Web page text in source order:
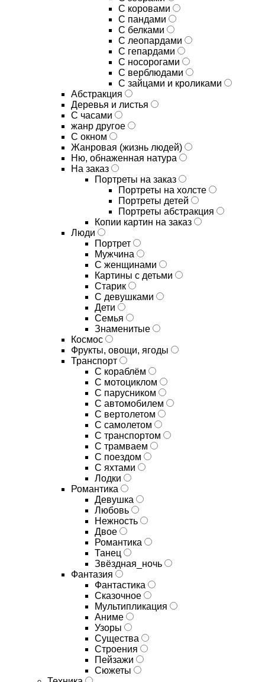
С коровами
С пандами
С белками
С леопардами
С гепардами
С носорогами
С верблюдами
С зайцами и кроликами
Абстракция
Деревья и листья
С часами
жанр другое
С окном
Жанровая (жизнь людей)
Ню, обнаженная натура
На заказ
Портреты на заказ
Портреты на холсте
Портреты детей
Портреты абстракция
Копии картин на заказ
Люди
Портрет
Мужчина
С женщинами
Картины с детьми
Старик
С девушками
Дети
Семья
Знаменитые
Космос
Фрукты, овощи, ягоды
Транспорт
С кораблём
С мотоциклом
С парусником
С автомобилем
С вертолетом
С самолетом
С транспортом
С трамваем
С поездом
С яхтами
Лодки
Романтика
Девушка
Любовь
Нежность
Двое
Романтика
Танец
Звёздная_ночь
Фантазия
Фантастика
Сказочное
Мультипликация
Аниме
Узоры
Существа
Строения
Пейзажи
Сюжеты